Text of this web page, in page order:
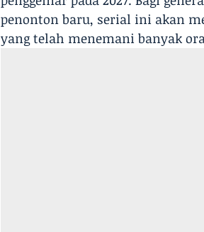
penonton baru, serial ini akan
yang telah menemani banyak